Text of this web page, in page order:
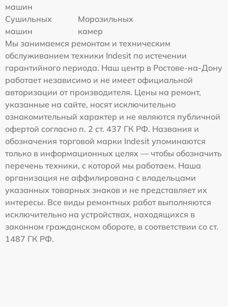
машин
Сушильных
машин
Морозильных
камер
Мы занимаемся ремонтом и техническим
обслуживанием техники Indesit по истечении
гарантийного периода. Наш центр в Ростове-на-Дону
работает независимо и не имеет официальной
авторизации от производителя. Цены на ремонт,
указанные на сайте, носят исключительно
ознакомительный характер и не являются публичной
офертой согласно п. 2 ст. 437 ГК РФ. Названия и
обозначения торговой марки Indesit упоминаются
только в информационных целях — чтобы обозначить
перечень техники, с которой мы работаем. Наша
организация не аффилирована с владельцами
указанных товарных знаков и не представляет их
интересы. Все виды ремонтных работ выполняются
исключительно на устройствах, находящихся в
законном гражданском обороте, в соответствии со ст.
1487 ГК РФ.